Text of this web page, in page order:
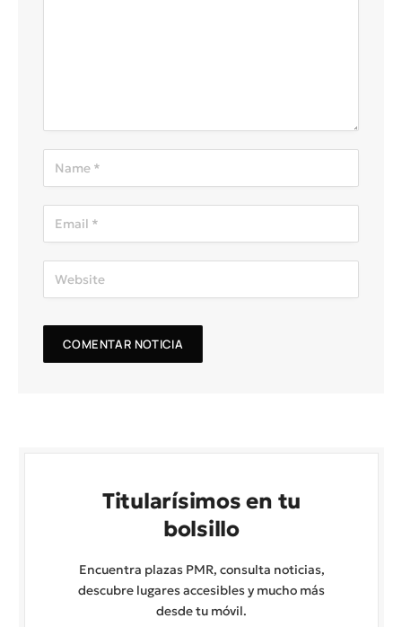
Titularísimos en tu
bolsillo
Encuentra plazas PMR, consulta noticias,
descubre lugares accesibles y mucho más
desde tu móvil.